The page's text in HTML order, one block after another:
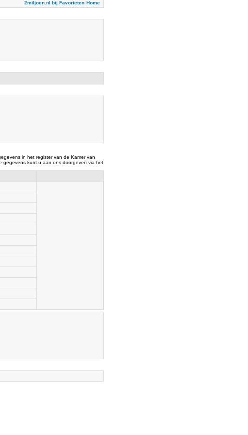
2miljoen.nl bij Favorieten Home
in het register van de Kamer van
gegevens kunt u aan ons doorgeven via het